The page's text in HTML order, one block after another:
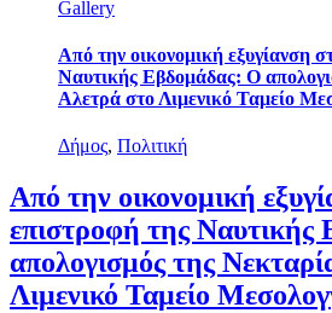
Gallery
Από την οικονομική εξυγίανση
Ναυτικής Εβδομάδας: Ο
Αλετρά στο Λιμενικό Ταμείο
Δήμος, Πολιτική
Από την οικονομική
επιστροφή της
απολογισμός της
Λιμενικό Ταμείο